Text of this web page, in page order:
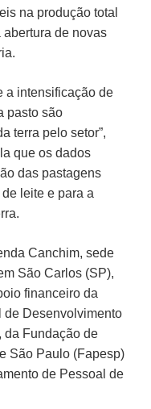
na produção total
de novas
a intensificação de
pasto são
terra pelo setor”,
que os dados
das pastagens
leite e para a
Canchim, sede
São Carlos (SP),
financeiro da
de Desenvolvimento
da Fundação de
São Paulo (Fapesp)
de Pessoal de